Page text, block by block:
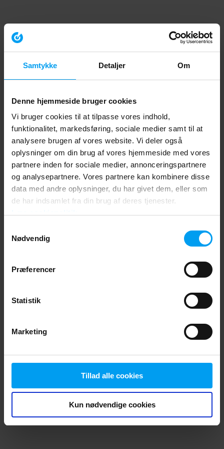
Samtykke Detaljer Om
Denne hjemmeside bruger cookies
Vi bruger cookies til at tilpasse vores indhold,
funktionalitet, markedsføring, sociale medier samt til at
analysere brugen af vores website. Vi deler også
oplysninger om din brug af vores hjemmeside med vores
partnere inden for sociale medier, annonceringspartnere
og analysepartnere. Vores partnere kan kombinere disse
data med andre oplysninger, du har givet dem, eller som
de har indsamlet fra din brug af deres tjenester.
Nødvendig
Præferencer
Statistik
Marketing
Tillad alle cookies
Kun nødvendige cookies
Application error: a client-side exception has occurred (see the